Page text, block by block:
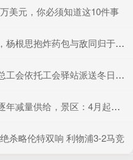
美元，你必须知道这10件事
包与敌同归于尽，正是美军噩梦的开始
托工会驿站派送冬日“暖新礼包”
将减少约600张，要保护文物，也怕出现安全事故
杀略伦特双响 利物浦3-2马竞